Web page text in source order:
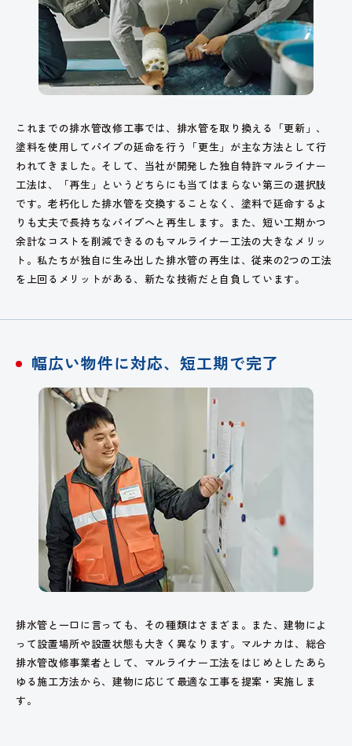
これまでの排水管改修工事では、排水管を取り換える「更新」、
塗料を使用してパイプの延命を行う「更生」が主な方法として行
われてきました。そして、当社が開発した独自特許マルライナー
工法は、「再生」というどちらにも当てはまらない第三の選択肢
です。老朽化した排水管を交換することなく、塗料で延命するよ
りも丈夫で長持ちなパイプへと再生します。また、短い工期かつ
余計なコストを削減できるのもマルライナー工法の大きなメリッ
ト。私たちが独自に生み出した排水管の再生は、従来の2つの工法
を上回るメリットがある、新たな技術だと自負しています。
幅広い物件に対応、短工期で完了
排水管と一口に言っても、その種類はさまざま。また、建物によ
って設置場所や設置状態も大きく異なります。マルナカは、総合
排水管改修事業者として、マルライナー工法をはじめとしたあら
ゆる施工方法から、建物に応じて最適な工事を提案・実施しま
す。